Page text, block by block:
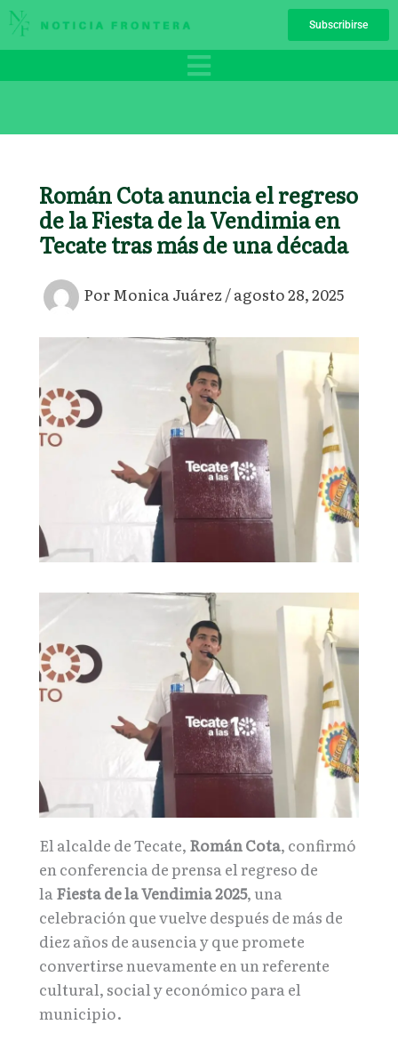
Ir
al
Subscribirse
Román Cota anuncia el regreso
de la Fiesta de la Vendimia en
Tecate tras más de una década
PorMonica Juárez/agosto 28, 2025
El alcalde de Tecate, Román Cota, confirmó
en conferencia de prensa el regreso de
laFiesta de la Vendimia 2025, una
celebración que vuelve después de más de
diez años de ausencia y que promete
convertirse nuevamente en un referente
cultural, social y económico para el
municipio.